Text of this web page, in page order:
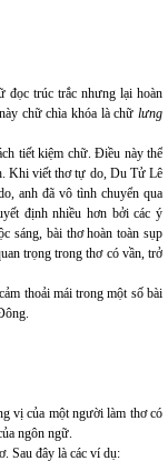
đọc trúc trắc nhưng lại hoàn
chữ chìa khóa là chữlưng
tiết kiệm chữ. Điều này thể
Khi viết thơ tự do, Du Tử Lê
anh đã vô tình chuyển qua
định nhiều hơn bởi các ý
sáng, bài thơ hoàn toàn sụp
trọng trong thơ có vần, trở
thoải mái trong một số bài
vị của một người làm thơ có
ngôn ngữ.
Sau đây là các ví dụ: